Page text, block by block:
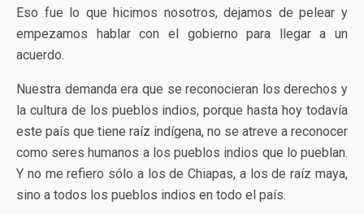
Eso fue lo que hicimos nosotros, dejamos de pelear y
empezamos hablar con el gobierno para llegar a un
acuerdo.
Nuestra demanda era que se reconocieran los derechos y
la cultura de los pueblos indios, porque hasta hoy todavía
este país que tiene raíz indígena, no se atreve a reconocer
como seres humanos a los pueblos indios que lo pueblan.
Y no me refiero sólo a los de Chiapas, a los de raíz maya,
sino a todos los pueblos indios en todo el país.